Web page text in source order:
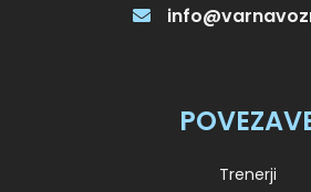
Trenerji